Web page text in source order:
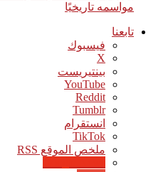
مواسمه تاريخيًا
تابعنا
فيسبوك
‫X
بينتيريست
‫YouTube
انستقرام
‫TikTok
ملخص الموقع RSS